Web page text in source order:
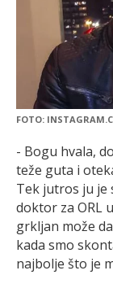
FOTO:
- Bogu hvala,
teže guta i
Tek jutros ju je
doktor za ORL
grkljan može
kada smo
najbolje što je